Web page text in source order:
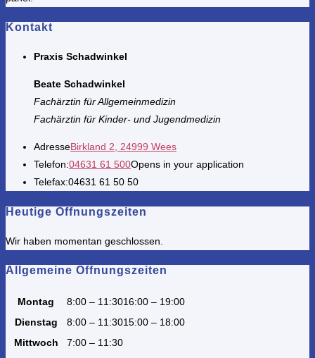
Kontakt
Praxis Schadwinkel
Beate Schadwinkel
Fachärztin für Allgemeinmedizin
Fachärztin für Kinder- und Jugendmedizin
AdresseBirkland 2, 24999 Wees
Telefon:04631 61 500Opens in your application
Telefax:04631 61 50 50
Heutige Öffnungszeiten
Wir haben momentan geschlossen.
Allgemeine Öffnungszeiten
Montag 8:00 – 11:3016:00 – 19:00
Dienstag
8:00 – 11:3015:00 – 18:00
Mittwoch
7:00 – 11:30